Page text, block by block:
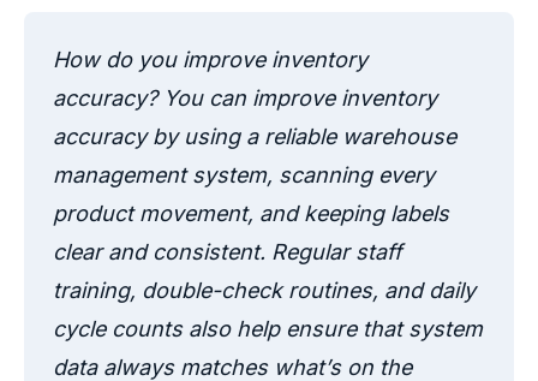
How do you improve inventory
accuracy? You can improve inventory
accuracy by using a reliable warehouse
management system, scanning every
product movement, and keeping labels
clear and consistent. Regular staff
training, double-check routines, and daily
cycle counts also help ensure that system
data always matches what’s on the